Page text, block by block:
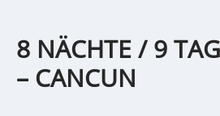
8 NÄCHTE / 9
– CANCUN